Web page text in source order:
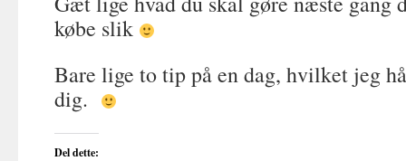
købe slik
Bare lige to tip på en dag, hvilket jeg
dig.
Del dette: